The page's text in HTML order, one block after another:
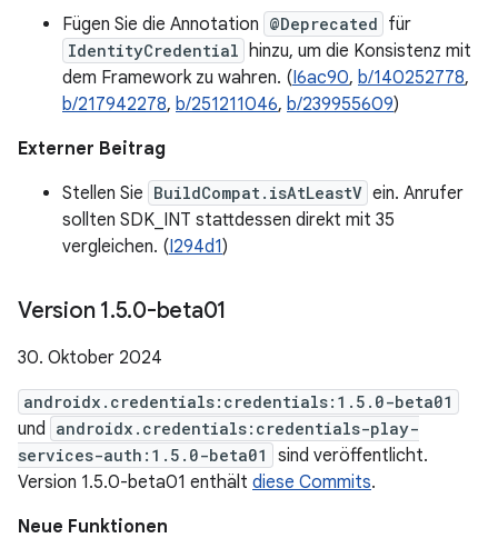
Fügen Sie die Annotation @Deprecated für
IdentityCredential hinzu, um die Konsistenz mit
dem Framework zu wahren. (I6ac90, b/140252778,
b/217942278, b/251211046, b/239955609)
Externer Beitrag
Stellen Sie BuildCompat.isAtLeastV ein. Anrufer
sollten SDK_INT stattdessen direkt mit 35
vergleichen. (I294d1)
Version 1.5.0-beta01
30. Oktober 2024
androidx.credentials:credentials:1.5.0-beta01
und androidx.credentials:credentials-play-
services-auth:1.5.0-beta01
sind veröffentlicht.
Version 1.5.0-beta01 enthält diese Commits.
Neue Funktionen